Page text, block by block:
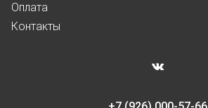
Оплата
Контакты